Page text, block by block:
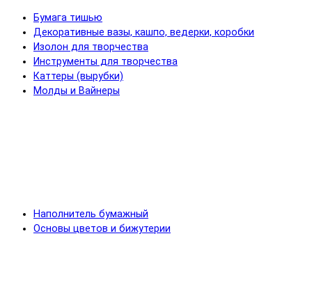
Бумага тишью
Декоративные вазы, кашпо, ведерки, коробки
Изолон для творчества
Инструменты для творчества
Каттеры (вырубки)
Молды и Вайнеры
Наполнитель бумажный
Основы цветов и бижутерии